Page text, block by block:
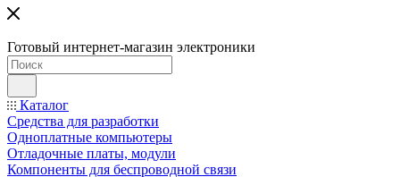
Готовый интернет-магазин электроники
Каталог
Средства для разработки
Одноплатные компьютеры
Отладочные платы, модули
Компоненты для беспроводной связи